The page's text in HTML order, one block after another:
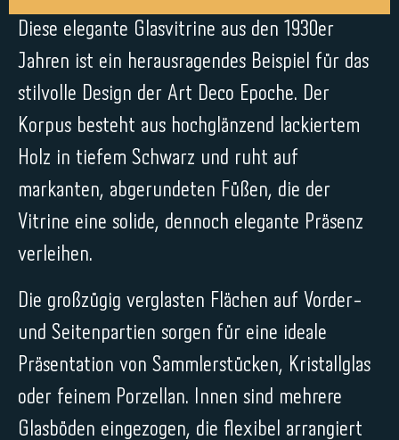
Diese elegante Glasvitrine aus den 1930er
Jahren ist ein herausragendes Beispiel für das
stilvolle Design der Art Deco Epoche. Der
Korpus besteht aus hochglänzend lackiertem
Holz in tiefem Schwarz und ruht auf
markanten, abgerundeten Füßen, die der
Vitrine eine solide, dennoch elegante Präsenz
verleihen.
Die großzügig verglasten Flächen auf Vorder-
und Seitenpartien sorgen für eine ideale
Präsentation von Sammlerstücken, Kristallglas
oder feinem Porzellan. Innen sind mehrere
Glasböden eingezogen, die flexibel arrangiert